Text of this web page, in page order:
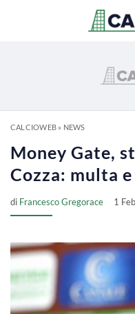
CALCIOWEB» NEWS
Money Gate,
Cozza: multa
di Francesco Gregorace 1